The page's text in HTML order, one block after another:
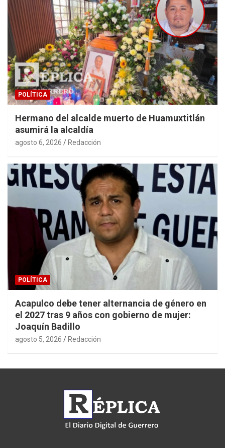
POLÍTICA
Hermano del alcalde muerto de Huamuxtitlán
asumirá la alcaldía
agosto 6, 2026 Redacción
POLÍTICA
Acapulco debe tener alternancia de género en
el 2027 tras 9 años con gobierno de mujer:
Joaquín Badillo
agosto 5, 2026 Redacción